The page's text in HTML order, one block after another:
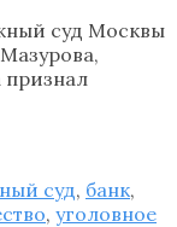
суд Москвы
признал
суд, банк,
, уголовное